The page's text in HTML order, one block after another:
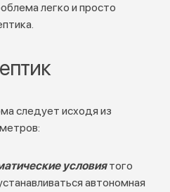
легко и просто
следует исходя из
условиятого
автономная